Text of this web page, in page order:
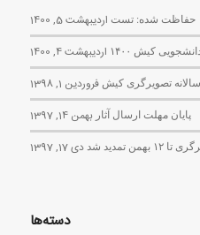
حفاظت شده: تست اردیبهشت 5, 1400
کیش ۱۴۰۰ اردیبهشت 4, 1400
تصویرگری کیش فروردین 1, 1398
پایان مهلت ارسال آثار بهمن 14, 1397
بهمن تمدید شد دی 17, 1397
دسته‌ها